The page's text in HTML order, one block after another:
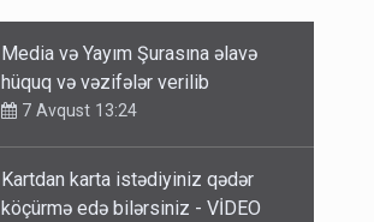
Kartdan karta istədiyiniz qədər
köçürmə edə bilərsiniz - VİDEO
7 Avqust 11:06
Tərtərdəki hadisənin sirri açıldı:
Ər-arvadı yandırıb 15 min manatı